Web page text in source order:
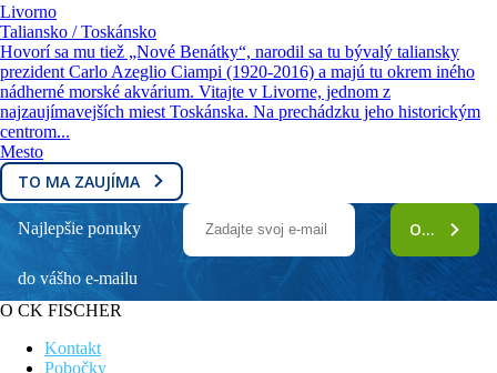
Livorno
Taliansko / Toskánsko
Hovorí sa mu tiež „Nové Benátky“, narodil sa tu bývalý taliansky
prezident Carlo Azeglio Ciampi (1920-2016) a majú tu okrem iného
nádherné morské akvárium. Vitajte v Livorne, jednom z
najzaujímavejších miest Toskánska. Na prechádzku jeho historickým
centrom...
Mesto
TO MA ZAUJÍMA
Najlepšie ponuky
do vášho e-mailu
ODOBERAŤ
O CK FISCHER
Kontakt
Pobočky